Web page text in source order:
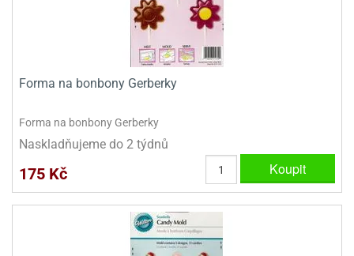
Forma na bonbony Gerberky
Forma na bonbony Gerberky
Naskladňujeme do 2 týdnů
175 Kč Koupit